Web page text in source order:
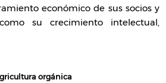
económico de sus socios y
su crecimiento intelectual,
orgánica